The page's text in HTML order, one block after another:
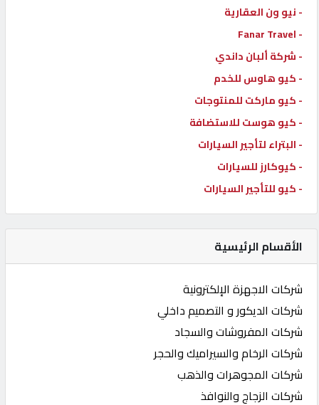
QHOST
- نيو ون العقارية
- Fanar Travel
- شركة ألبان داندي
- كيو هاوس للخدم
- كيو ماركت للمنتوجات
- كيو هوست للاستضافة
- البتراء لتأجير السيارات
- كيوكارز للسيارات
- كيو للتأجير السيارات
الأقسام الرئيسية
شركات الاجهزة الإلكترونية
شركات الديكور و التصميم داخلي
شركات المفروشات والسجاد
شركات الرخام والسيراميك والحجر
شركات المجوهرات والذهب
شركات الزجاج والنوافذ